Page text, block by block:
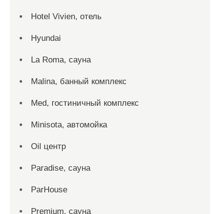
Hotel Vivien, отель
Hyundai
La Roma, сауна
Malina, банный комплекс
Med, гостиничный комплекс
Minisota, автомойка
Oil центр
Paradise, сауна
ParHouse
Premium, сауна